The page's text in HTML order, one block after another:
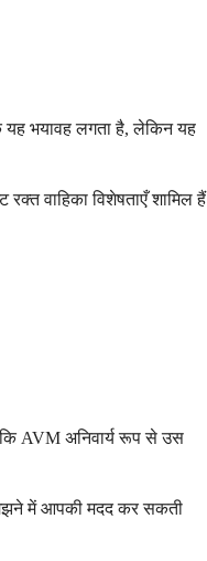
यह भयावह लगता है, लेकिन यह
वाहिका विशेषताएँ शामिल हैं
AVM अनिवार्य रूप से उस
में आपकी मदद कर सकती